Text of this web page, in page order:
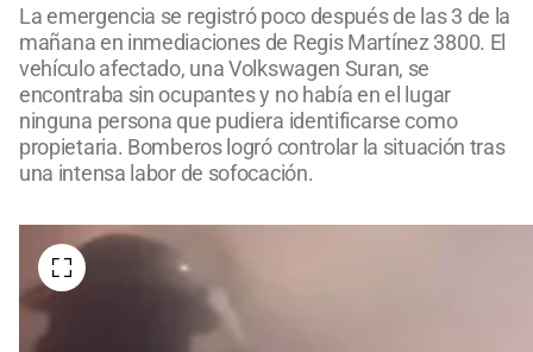
La emergencia se registró poco después de las 3 de la
mañana en inmediaciones de Regis Martínez 3800. El
vehículo afectado, una Volkswagen Suran, se
encontraba sin ocupantes y no había en el lugar
ninguna persona que pudiera identificarse como
propietaria. Bomberos logró controlar la situación tras
una intensa labor de sofocación.